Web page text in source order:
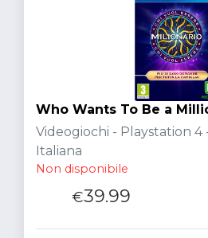
Who Wants To Be a
Videogiochi - Playstation 4
Italiana
Non disponibile
€39.99